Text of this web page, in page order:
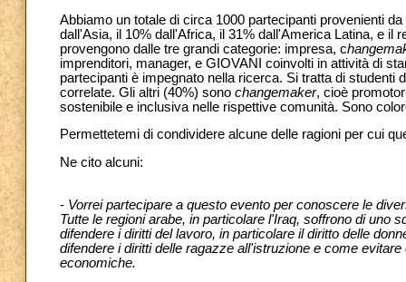
Abbiamo un totale di circa 1000 partecipanti provenienti
dall'Asia, il 10% dall'Africa, il 31% dall'America Latina, e il
provengono dalle tre grandi categorie: impresa, c
imprenditori, manager, e GIOVANI coinvolti in attività di
partecipanti è impegnato nella ricerca. Si tratta di
correlate. Gli altri (40%) sono changemaker, cioè
sostenibile e inclusiva nelle rispettive comunità. Sono
Permettetemi di condividere alcune delle ragioni per cui
Ne cito alcuni:
- Vorrei partecipare a questo evento per conoscere le
Tutte le regioni arabe, in particolare l'Iraq, soffrono di uno
difendere i diritti del lavoro, in particolare il diritto delle
difendere i diritti delle ragazze all'istruzione e come
economiche.